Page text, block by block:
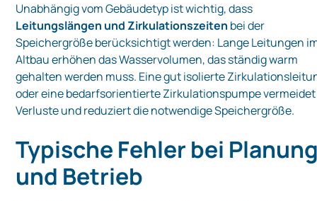
Unabhängig vom Gebäudetyp ist wichtig, dass
Leitungslängen und Zirkulationszeiten bei der
Speichergröße berücksichtigt werden: Lange Leitungen
Altbau erhöhen das Wasservolumen, das ständig warm
gehalten werden muss. Eine gut isolierte
oder eine bedarfsorientierte Zirkulationspumpe vermeidet
Verluste und reduziert die notwendige Speichergröße.
Typische Fehler bei
und Betrieb